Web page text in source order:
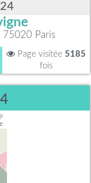
75020 Paris
Page visitée 5185
fois